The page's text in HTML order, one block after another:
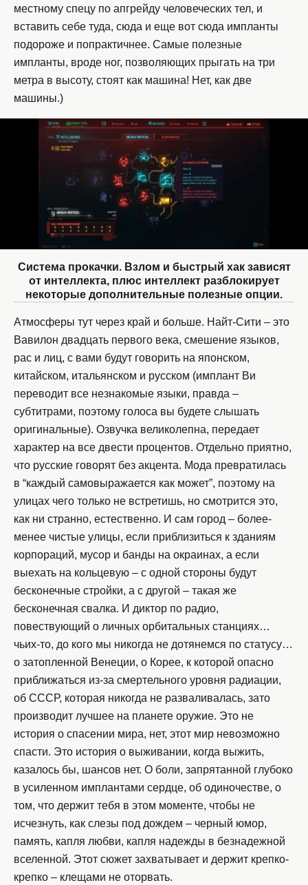
местному спецу по апгрейду человеческих тел, и
вставить себе туда, сюда и еще вот сюда импланты
подороже и попрактичнее. Самые полезные
импланты, вроде ног, позволяющих прыгать на три
метра в высоту, стоят как машина! Нет, как две
машины.)
Система прокачки. Взлом и быстрый хак зависят
от интеллекта, плюс интеллект разблокирует
некоторые дополнительные полезные опции.
Атмосферы тут через край и больше. Найт-Сити – это
Вавилон двадцать первого века, смешение языков,
рас и лиц, с вами будут говорить на японском,
китайском, итальянском и русском (имплант Ви
переводит все незнакомые языки, правда –
субтитрами, поэтому голоса вы будете слышать
оригинальные). Озвучка великолепна, передает
характер на все двести процентов. Отдельно приятно,
что русские говорят без акцента. Мода превратилась
в “каждый самовыражается как может”, поэтому на
улицах чего только не встретишь, но смотрится это,
как ни странно, естественно. И сам город – более-
менее чистые улицы, если приблизиться к зданиям
корпораций, мусор и банды на окраинах, а если
выехать на кольцевую – с одной стороны будут
бесконечные стройки, а с другой – такая же
бесконечная свалка. И диктор по радио,
повествующий о личных орбитальных станциях…
чьих-то, до кого мы никогда не дотянемся по статусу…
о затопленной Венеции, о Корее, к которой опасно
приближаться из-за смертельного уровня радиации,
об СССР, которая никогда не разваливалась, зато
производит лучшее на планете оружие. Это не
история о спасении мира, нет, этот мир невозможно
спасти. Это история о выживании, когда выжить,
казалось бы, шансов нет. О боли, запрятанной глубоко
в усиленном имплантами сердце, об одиночестве, о
том, что держит тебя в этом моменте, чтобы не
исчезнуть, как слезы под дождем – черный юмор,
память, капля любви, капля надежды в безнадежной
вселенной. Этот сюжет захватывает и держит крепко-
крепко – клещами не оторвать.